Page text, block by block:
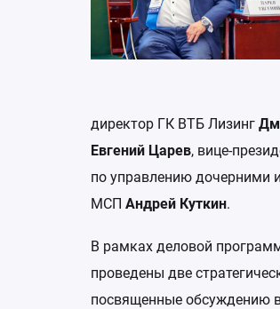
директор ГК ВТБ Лизинг
Евгений Царев, вице-
по управлению дочерними
МСП Андрей Куткин.
В рамках деловой
проведены две
посвященные обсуждению